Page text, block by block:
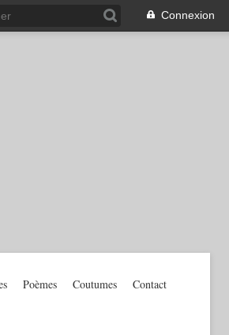
Connexion
Poèmes Coutumes Contact